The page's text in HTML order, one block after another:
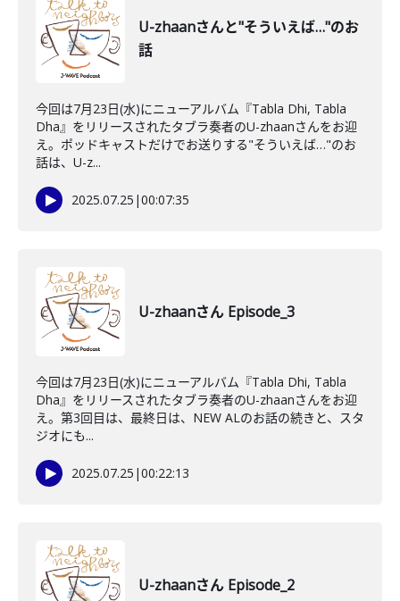
U-zhaanさんと"そういえば…"のお
話
今回は7月23日(水)にニューアルバム『Tabla Dhi, Tabla
Dha』をリリースされたタブラ奏者のU-zhaanさんをお迎
え。ポッドキャストだけでお送りする"そういえば…"のお
話は、U-z...
2025.07.25 |00:07:35
U-zhaanさん Episode_3
今回は7月23日(水)にニューアルバム『Tabla Dhi, Tabla
Dha』をリリースされたタブラ奏者のU-zhaanさんをお迎
え。第3回目は、最終日は、NEW ALのお話の続きと、スタ
ジオにも...
2025.07.25 |00:22:13
U-zhaanさん Episode_2